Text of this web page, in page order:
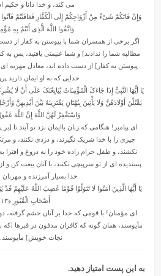
می کند، و خدا دانا و حکیم
وَإِنْ فَاتَکُمْ شَیْءٌ مِنْ أَزْوَاجِکُمْ إِلَى الْکُفَّارِ فَعَاقَبْتُمْ
وَاتَّقُوا اللَّهَ الَّذِی أَنْتُمْ بِهِ
اگر برخی از همسران شما با پیوستن به کفار از
مطالبه شما را ندادند] و شما غنیمتی یافتید، پس
پیوستن به کفار] از دست داده اند، معادل مهریه ای
خدایی که به او ایمان دارید پروا
یَا أَیُّهَا النَّبِیُّ إِذَا جَاءَکَ الْمُؤْمِنَاتُ یُبَایِعْنَکَ عَلَى أَنْ لَا
یَقْتُلْنَ أَوْلَادَهُنَّ وَلَا یَأْتِینَ بِبُهْتَانٍ یَفْتَرِینَهُ بَیْنَ أَیْدِیهِنَّ
وَاسْتَغْفِرْ لَهُنَّ اللَّهَ إِنَّ اللَّهَ
ای پیامبر! هنگامی که زنان باایمان نزد تو آیند تا
چیزی را با خدا شریک نگیرند، و دزدی نکنند، و
نکشند، و طفل حرام زاده خود را به دروغ و افترا
پسندیده ای از تو سرپیچی نکنند، با آنان بیعت کن و
خدا بسیار آمرزنده و مهربان
یَا أَیُّهَا الَّذِینَ آمَنُوا لَا تَتَوَلَّوْا قَوْمًا غَضِبَ اللَّهُ عَلَیْهِمْ
أَصْحَابِ الْقُبُورِ ﴿۱۳﴾
ای مؤمنان! با قومی که خدا بر آنان خشم گرفته،
مأیوسند، همان گونه که کافران مدفون در قبرها [که
نجات خویش] مأیوسند.
به این پست امتیاز دهید.